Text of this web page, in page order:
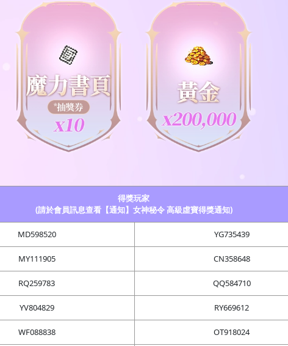
得獎玩家
(請於會員訊息查看【通知】女神秘令 高級虛寶得獎通知)
MD598520 YG735439
MY111905 CN358648
RQ259783 QQ584710
YV804829 RY669612
WF088838 OT918024